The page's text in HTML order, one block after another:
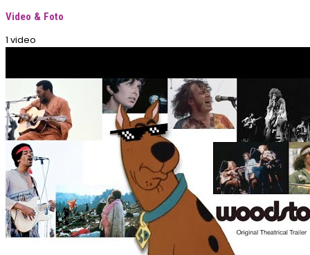
Video & Foto
1 video